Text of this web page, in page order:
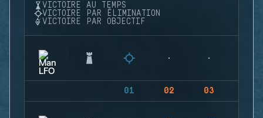
VICTOIRE AU TEMPS
VICTOIRE PAR ÉLIMINATION
VICTOIRE PAR OBJECTIF
01 02 03